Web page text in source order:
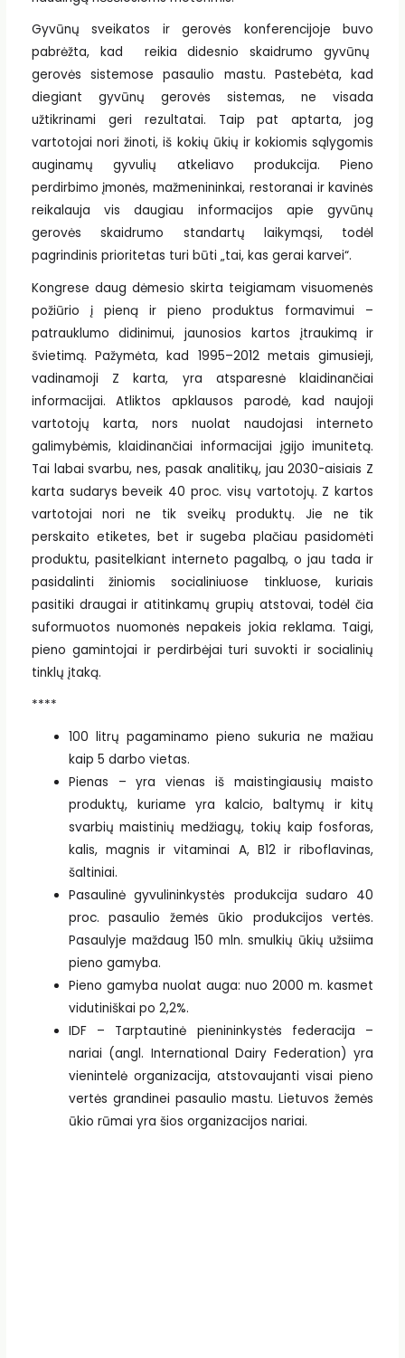
Gyvūnų sveikatos ir gerovės konferencijoje buvo
pabrėžta, kad reikia didesnio skaidrumo gyvūnų
gerovės sistemose pasaulio mastu. Pastebėta, kad
diegiant gyvūnų gerovės sistemas, ne visada
užtikrinami geri rezultatai. Taip pat aptarta, jog
vartotojai nori žinoti, iš kokių ūkių ir kokiomis sąlygomis
auginamų gyvulių atkeliavo produkcija. Pieno
perdirbimo įmonės, mažmenininkai, restoranai ir kavinės
reikalauja vis daugiau informacijos apie gyvūnų
gerovės skaidrumo standartų laikymąsi, todėl
pagrindinis prioritetas turi būti „tai, kas gerai karvei“.
Kongrese daug dėmesio skirta teigiamam visuomenės
požiūrio į pieną ir pieno produktus formavimui –
patrauklumo didinimui, jaunosios kartos įtraukimą ir
švietimą. Pažymėta, kad 1995–2012 metais gimusieji,
vadinamoji Z karta, yra atsparesnė klaidinančiai
informacijai. Atliktos apklausos parodė, kad naujoji
vartotojų karta, nors nuolat naudojasi interneto
galimybėmis, klaidinančiai informacijai įgijo imunitetą.
Tai labai svarbu, nes, pasak analitikų, jau 2030-aisiais Z
karta sudarys beveik 40 proc. visų vartotojų. Z kartos
vartotojai nori ne tik sveikų produktų. Jie ne tik
perskaito etiketes, bet ir sugeba plačiau pasidomėti
produktu, pasitelkiant interneto pagalbą, o jau tada ir
pasidalinti žiniomis socialiniuose tinkluose, kuriais
pasitiki draugai ir atitinkamų grupių atstovai, todėl čia
suformuotos nuomonės nepakeis jokia reklama. Taigi,
pieno gamintojai ir perdirbėjai turi suvokti ir socialinių
tinklų įtaką.
****
100 litrų pagaminamo pieno sukuria ne mažiau
kaip 5 darbo vietas.
Pienas – yra vienas iš maistingiausių maisto
produktų, kuriame yra kalcio, baltymų ir kitų
svarbių maistinių medžiagų, tokių kaip fosforas,
kalis, magnis ir vitaminai A, B12 ir riboflavinas,
šaltiniai.
Pasaulinė gyvulininkystės produkcija sudaro 40
proc. pasaulio žemės ūkio produkcijos vertės.
Pasaulyje maždaug 150 mln. smulkių ūkių užsiima
pieno gamyba.
Pieno gamyba nuolat auga: nuo 2000 m. kasmet
vidutiniškai po 2,2%.
IDF – Tarptautinė pienininkystės federacija –
nariai (angl. International Dairy Federation) yra
vienintelė organizacija, atstovaujanti visai pieno
vertės grandinei pasaulio mastu. Lietuvos žemės
ūkio rūmai yra šios organizacijos nariai.